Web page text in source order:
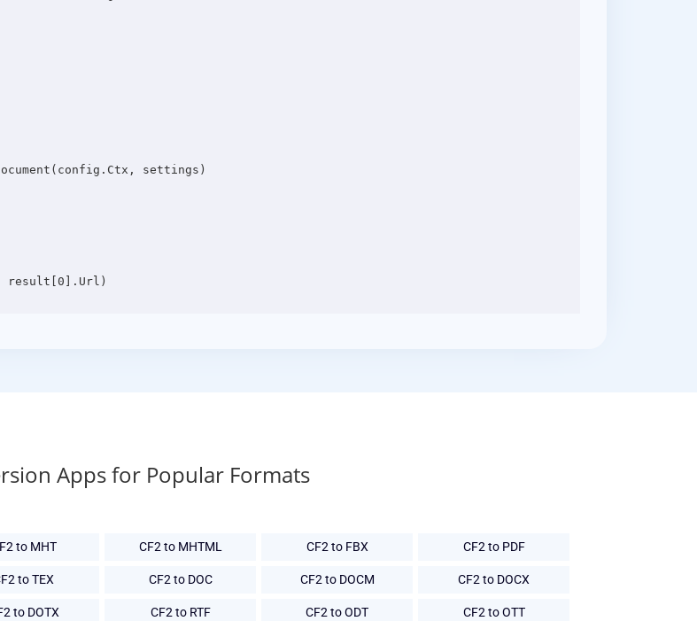
Apps for Popular Formats
to MHT CF2 to MHTML CF2 to FBX CF2 to PDF
to TEX CF2 to DOC CF2 to DOCM CF2 to DOCX
to DOTX CF2 to RTF CF2 to ODT CF2 to OTT